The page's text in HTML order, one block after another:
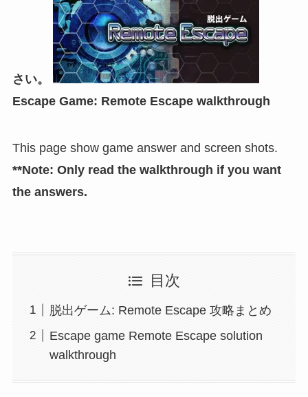
さい。
Escape Game: Remote Escape walkthrough
This page show game answer and screen shots.
**Note: Only read the walkthrough if you want
the answers.
目次
脱出ゲーム: Remote Escape 攻略まとめ
Escape game Remote Escape solution
walkthrough